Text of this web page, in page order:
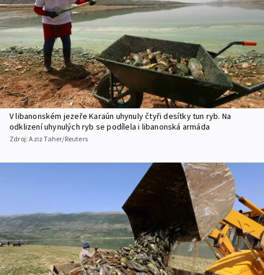
V libanonském jezeře Karaún uhynuly čtyři desítky tun ryb. Na
odklizení uhynulých ryb se podílela i libanonská armáda
Zdroj:Aziz Taher/Reuters